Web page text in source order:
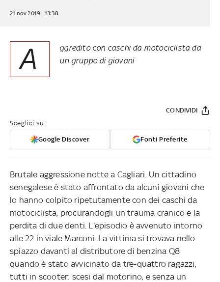
21 nov 2019 - 13:38
A
ggredito con caschi da motociclista da
un gruppo di giovani
Sceglici su:
Google Discover Fonti Preferite
CONDIVIDI
Brutale aggressione notte a Cagliari. Un cittadino
senegalese è stato affrontato da alcuni giovani che
lo hanno colpito ripetutamente con dei caschi da
motociclista, procurandogli un trauma cranico e la
perdita di due denti. L'episodio è avvenuto intorno
alle 22 in viale Marconi. La vittima si trovava nello
spiazzo davanti al distributore di benzina Q8
quando è stato avvicinato da tre-quattro ragazzi,
tutti in scooter: scesi dal motorino, e senza un